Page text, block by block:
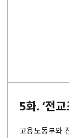
5화. ‘전
고용노동부와